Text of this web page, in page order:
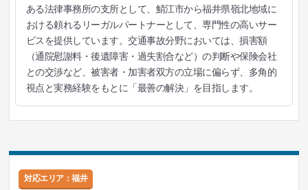
ある法律事務所の支所として、鯖江市から福井県嶺北地域に
おける頼れるリーガルパートナーとして、専門性の高いサー
ビスを提供しています。交通事故分野においては、損害額
（通院慰謝料・後遺障害・過失割合など）の判断や保険会社
との交渉など、被害者・加害者双方の立場に偏らず、多角的
視点と実務経験をもとに「最善の解決」を目指します。
対応エリア：福井